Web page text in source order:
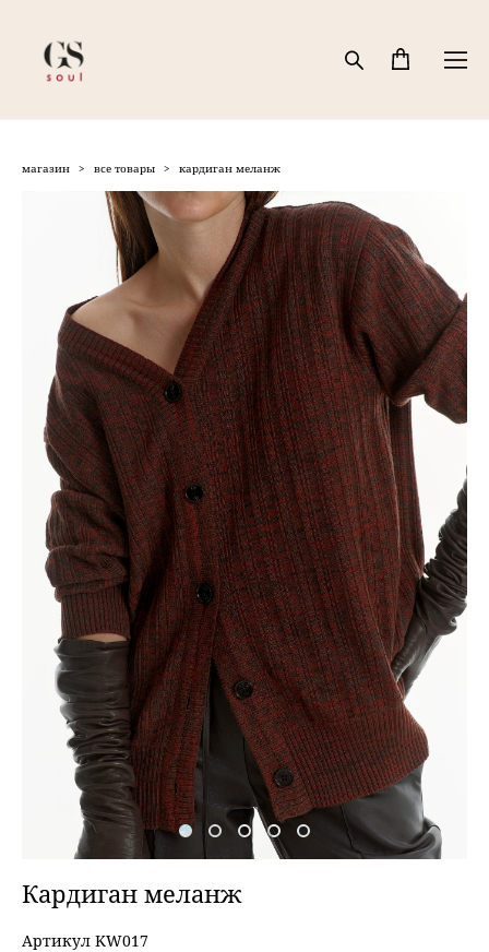
магазин > все товары > кардиган меланж
Кардиган меланж
Артикул KW017